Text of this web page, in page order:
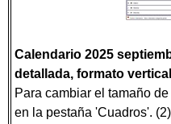
Calendario 2025
detallada, formato
Para cambiar el tamaño
en la pestaña 'Cuadros'. (2)